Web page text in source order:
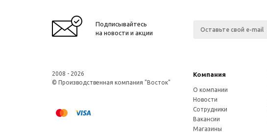
Подписывайтесь
на новости и акции
2008 - 2026
© Производственная компания "Восток"
Компания
О компании
Новости
Сотрудники
Вакансии
Магазины